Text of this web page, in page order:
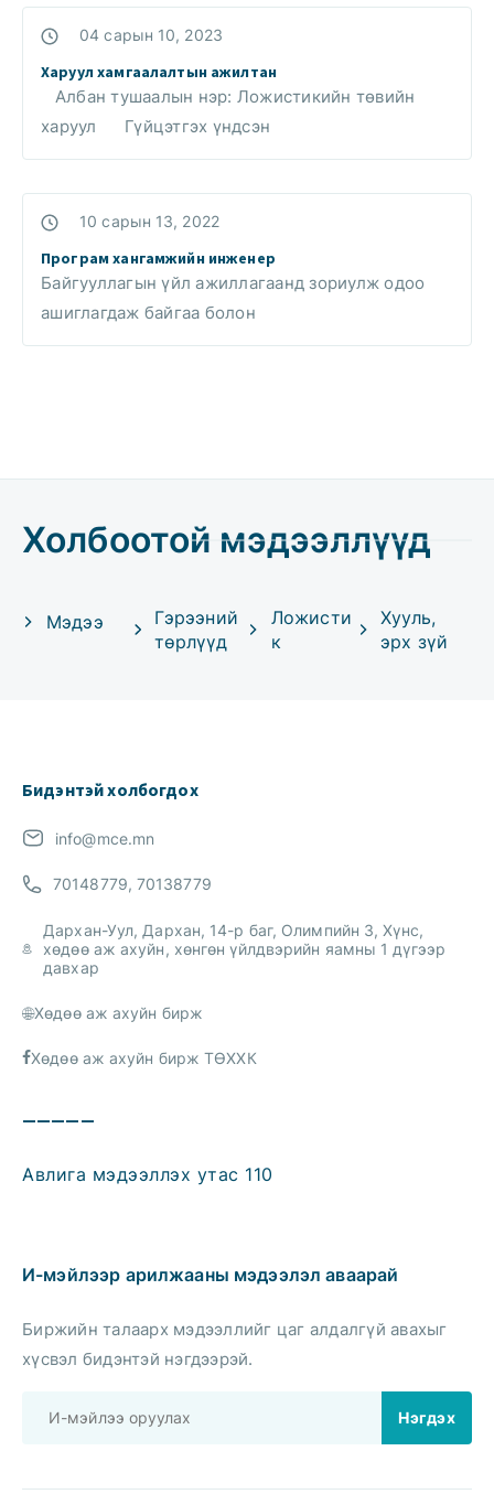
04 сарын 10, 2023
Харуул хамгаалалтын ажилтан
Албан тушаалын нэр: Ложистикийн төвийн
харуул Гүйцэтгэх үндсэн
10 сарын 13, 2022
Програм хангамжийн инженер
Байгууллагын үйл ажиллагаанд зориулж одоо
ашиглагдаж байгаа болон
Холбоотой мэдээллүүд
Мэдээ
Гэрээний
төрлүүд
Ложисти
к
Хууль,
эрх зүй
Бидэнтэй холбогдох
info@mce.mn
70148779, 70138779
Дархан-Уул, Дархан, 14-р баг, Олимпийн 3, Хүнс,
хөдөө аж ахуйн, хөнгөн үйлдвэрийн яамны 1 дүгээр
давхар
Хөдөө аж ахуйн бирж
Хөдөө аж ахуйн бирж ТӨХХК
—————
Авлига мэдээллэх утас 110
И-мэйлээр арилжааны мэдээлэл аваарай
Биржийн талаарх мэдээллийг цаг алдалгүй авахыг
хүсвэл бидэнтэй нэгдээрэй.